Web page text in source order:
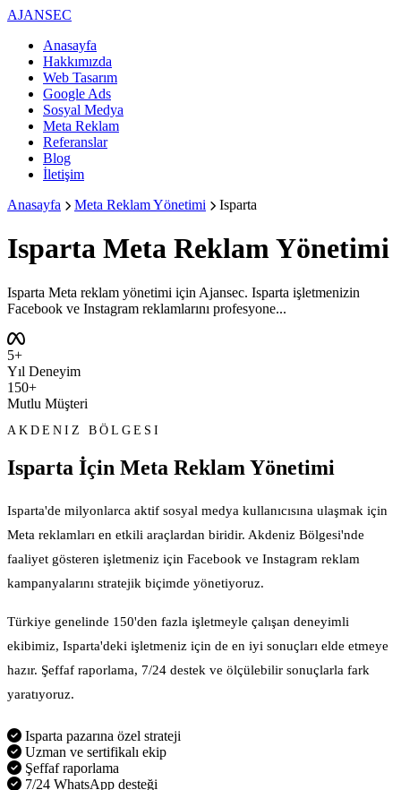
AJANSEC
Anasayfa
Hakkımızda
Web Tasarım
Google Ads
Sosyal Medya
Meta Reklam
Referanslar
Blog
İletişim
Anasayfa
Meta Reklam Yönetimi Isparta
Isparta Meta Reklam Yönetimi
Isparta Meta reklam yönetimi için Ajansec. Isparta işletmenizin
Facebook ve Instagram reklamlarını profesyone...
5+
Yıl Deneyim
150+
Mutlu Müşteri
AKDENIZ BÖLGESI
Isparta İçin Meta Reklam Yönetimi
Isparta'de milyonlarca aktif sosyal medya kullanıcısına ulaşmak için
Meta reklamları en etkili araçlardan biridir. Akdeniz Bölgesi'nde
faaliyet gösteren işletmeniz için Facebook ve Instagram reklam
kampanyalarını stratejik biçimde yönetiyoruz.
Türkiye genelinde 150'den fazla işletmeyle çalışan deneyimli
ekibimiz, Isparta'deki işletmeniz için de en iyi sonuçları elde etmeye
hazır. Şeffaf raporlama, 7/24 destek ve ölçülebilir sonuçlarla fark
yaratıyoruz.
Isparta pazarına özel strateji
Uzman ve sertifikalı ekip
Şeffaf raporlama
7/24 WhatsApp desteği